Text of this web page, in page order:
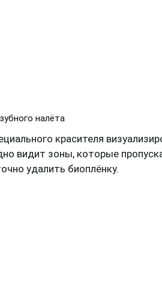
налёта
красителя
видит зоны, которые
удалить биоплёнку.